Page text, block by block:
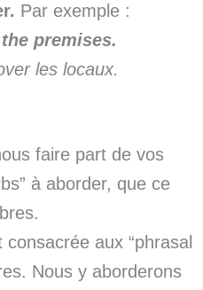
Par exemple :
premises.
les locaux.
faire part de vos
à aborder, que ce
aux “phrasal
Nous y aborderons